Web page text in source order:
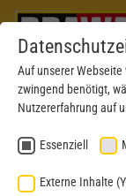
Auf unserer
zwingend benötigt,
Nutzererfahrung auf
Essenziell
Externe Inhalte